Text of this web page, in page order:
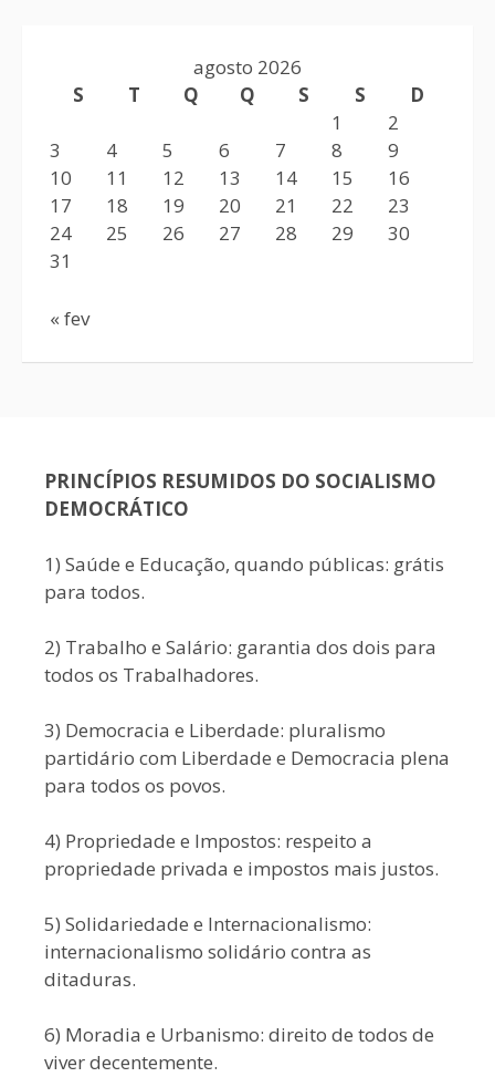
agosto 2026
S
T Q Q S S
D
1
2
3
4 5 6 7 8
9
10
11 12 13 14 15
16
17
18 19 20 21 22
23
24
25 26 27 28 29
30
31
« fev
PRINCÍPIOS RESUMIDOS DO SOCIALISMO
DEMOCRÁTICO
1) Saúde e Educação, quando públicas: grátis
para todos.
2) Trabalho e Salário: garantia dos dois para
todos os Trabalhadores.
3) Democracia e Liberdade: pluralismo
partidário com Liberdade e Democracia plena
para todos os povos.
4) Propriedade e Impostos: respeito a
propriedade privada e impostos mais justos.
5) Solidariedade e Internacionalismo:
internacionalismo solidário contra as
ditaduras.
6) Moradia e Urbanismo: direito de todos de
viver decentemente.